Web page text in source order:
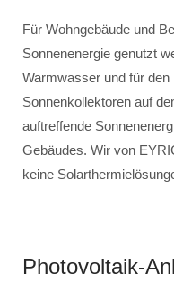
Für Wohngebäude und
Sonnenenergie genutzt
Warmwasser und für
Sonnenkollektoren auf
auftreffende
Gebäudes. Wir von
keine
Photovoltaik-